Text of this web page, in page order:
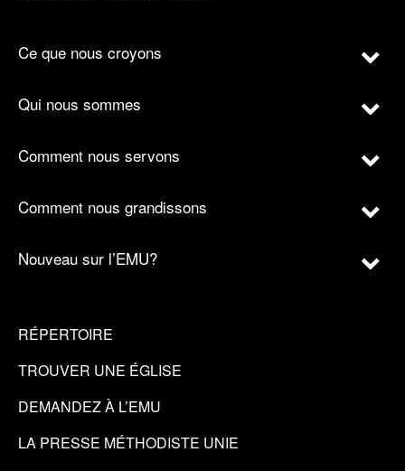
Ce que nous croyons
Qui nous sommes
Comment nous servons
Comment nous grandissons
Nouveau sur l’EMU?
RÉPERTOIRE
TROUVER UNE ÉGLISE
DEMANDEZ À L’EMU
LA PRESSE MÉTHODISTE UNIE